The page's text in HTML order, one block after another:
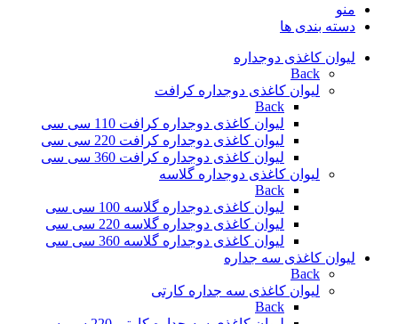
منو
دسته بندی ها
لیوان کاغذی دوجداره
Back
لیوان کاغذی دوجداره کرافت
Back
لیوان کاغذی دوجداره کرافت 110 سی سی
لیوان کاغذی دوجداره کرافت 220 سی سی
لیوان کاغذی دوجداره کرافت 360 سی سی
لیوان کاغذی دوجداره گلاسه
Back
لیوان کاغذی دوجداره گلاسه 100 سی سی
لیوان کاغذی دوجداره گلاسه 220 سی سی
لیوان کاغذی دوجداره گلاسه 360 سی سی
لیوان کاغذی سه جداره
Back
لیوان کاغذی سه جداره کارتی
Back